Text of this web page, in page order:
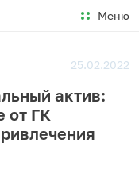
Меню
25.02.2022
актив:
от ГК